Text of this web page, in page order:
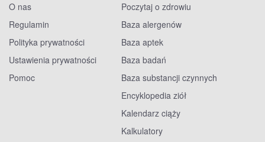
O nas
Regulamin
Polityka prywatności
Ustawienia prywatności
Pomoc
Poczytaj o zdrowiu
Baza alergenów
Baza aptek
Baza badań
Baza substancji czynnych
Encyklopedia ziół
Kalendarz ciąży
Kalkulatory